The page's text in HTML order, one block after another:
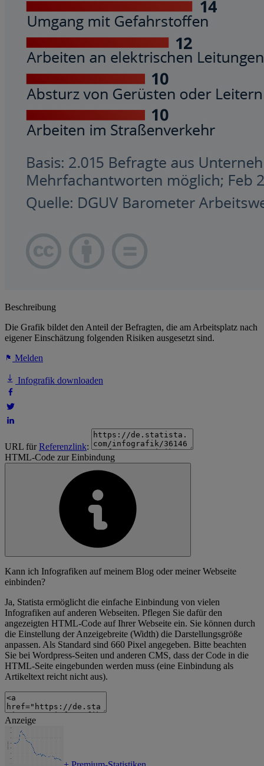
Beschreibung
Die Grafik bildet den Anteil der Befragten, die am Arbeitsplatz nach
eigener Einschätzung folgenden Risiken ausgesetzt sind.
Melden
Infografik downloaden
URL fürReferenzlink:
HTML-Code zur Einbindung
Kann ich Infografiken auf meinem Blog oder meiner Webseite
einbinden?
Ja, Statista ermöglicht die einfache Einbindung von vielen
Infografiken auf anderen Webseiten. Pflegen Sie dafür den
angezeigten HTML-Code auf Ihrer Webseite ein. Sie können durch
die Einstellung der Anzeigebreite (Width) die Darstellungsgröße
anpassen. Als Standard sind 660 Pixel angegeben. Bitte beachten
Sie bei Wordpress-Seiten und anderen CMS, dass der Code in die
HTML-Seite eingebunden werden muss (eine Einbindung als
Artikeltext reicht nicht aus).
Anzeige